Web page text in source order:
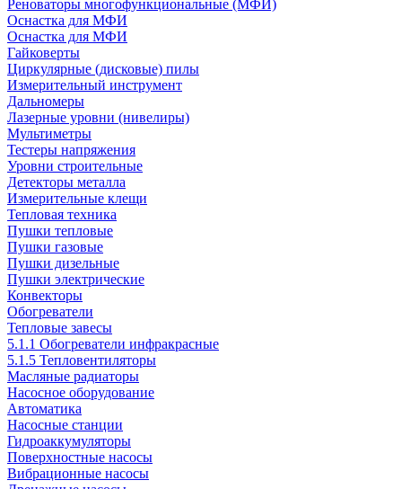
Реноваторы многофункциональные (МФИ)
Оснастка для МФИ
Оснастка для МФИ
Гайковерты
Циркулярные (дисковые) пилы
Измерительный инструмент
Дальномеры
Лазерные уровни (нивелиры)
Мультиметры
Тестеры напряжения
Уровни строительные
Детекторы металла
Измерительные клещи
Тепловая техника
Пушки тепловые
Пушки газовые
Пушки дизельные
Пушки электрические
Конвекторы
Обогреватели
Тепловые завесы
5.1.1 Обогреватели инфракрасные
5.1.5 Тепловентиляторы
Масляные радиаторы
Насосное оборудование
Автоматика
Насосные станции
Гидроаккумуляторы
Поверхностные насосы
Вибрационные насосы